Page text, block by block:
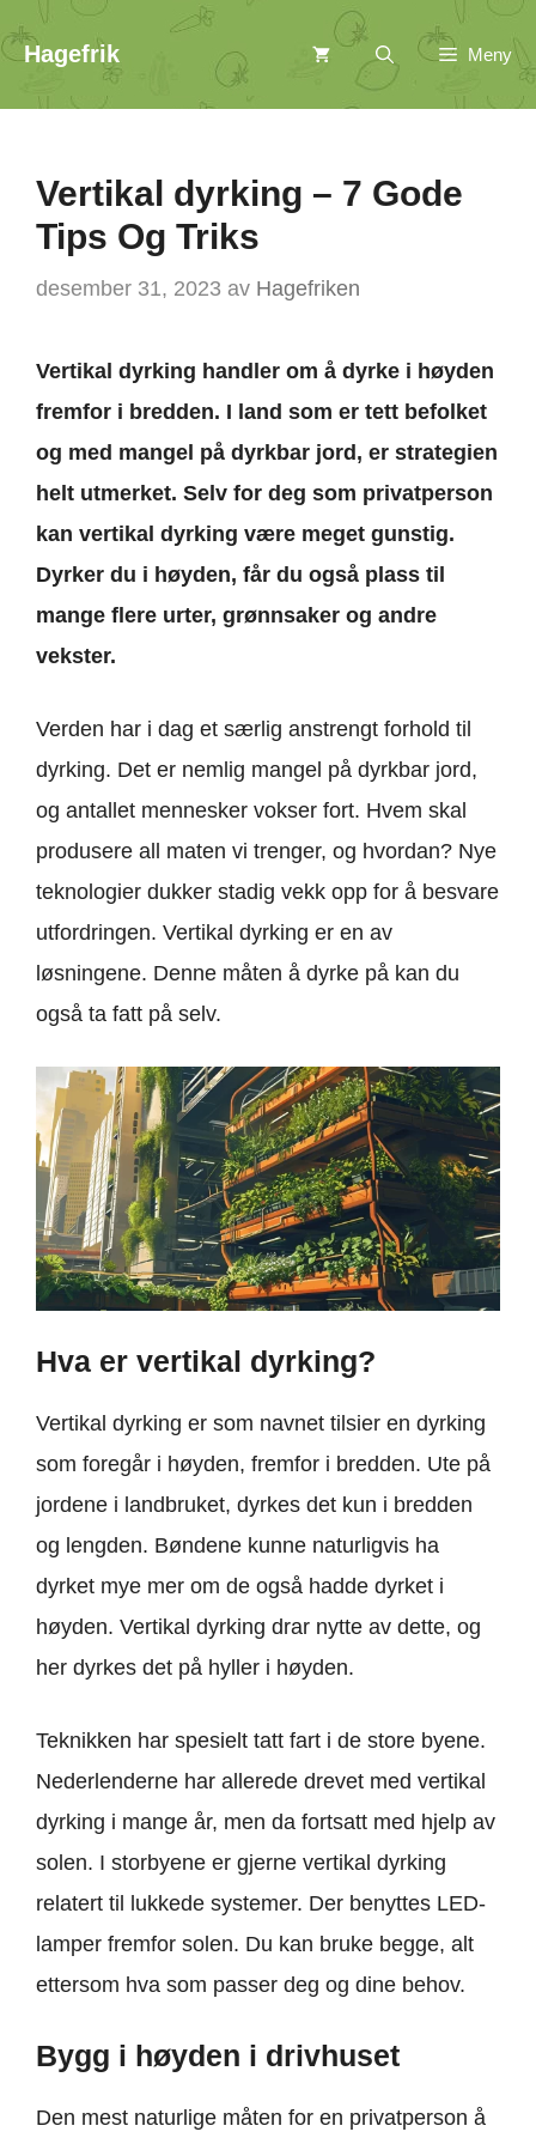
Hopp
til
innhold
Hagefrik Meny
Vertikal dyrking – 7 Gode
Tips Og Triks
desember 31, 2023 av Hagefriken
Vertikal dyrking handler om å dyrke i høyden
fremfor i bredden. I land som er tett befolket
og med mangel på dyrkbar jord, er strategien
helt utmerket. Selv for deg som privatperson
kan vertikal dyrking være meget gunstig.
Dyrker du i høyden, får du også plass til
mange flere urter, grønnsaker og andre
vekster.
Verden har i dag et særlig anstrengt forhold til
dyrking. Det er nemlig mangel på dyrkbar jord,
og antallet mennesker vokser fort. Hvem skal
produsere all maten vi trenger, og hvordan? Nye
teknologier dukker stadig vekk opp for å besvare
utfordringen. Vertikal dyrking er en av
løsningene. Denne måten å dyrke på kan du
også ta fatt på selv.
Hva er vertikal dyrking?
Vertikal dyrking er som navnet tilsier en dyrking
som foregår i høyden, fremfor i bredden. Ute på
jordene i landbruket, dyrkes det kun i bredden
og lengden. Bøndene kunne naturligvis ha
dyrket mye mer om de også hadde dyrket i
høyden. Vertikal dyrking drar nytte av dette, og
her dyrkes det på hyller i høyden.
Teknikken har spesielt tatt fart i de store byene.
Nederlenderne har allerede drevet med vertikal
dyrking i mange år, men da fortsatt med hjelp av
solen. I storbyene er gjerne vertikal dyrking
relatert til lukkede systemer. Der benyttes LED-
lamper fremfor solen. Du kan bruke begge, alt
ettersom hva som passer deg og dine behov.
Bygg i høyden i drivhuset
Den mest naturlige måten for en privatperson å